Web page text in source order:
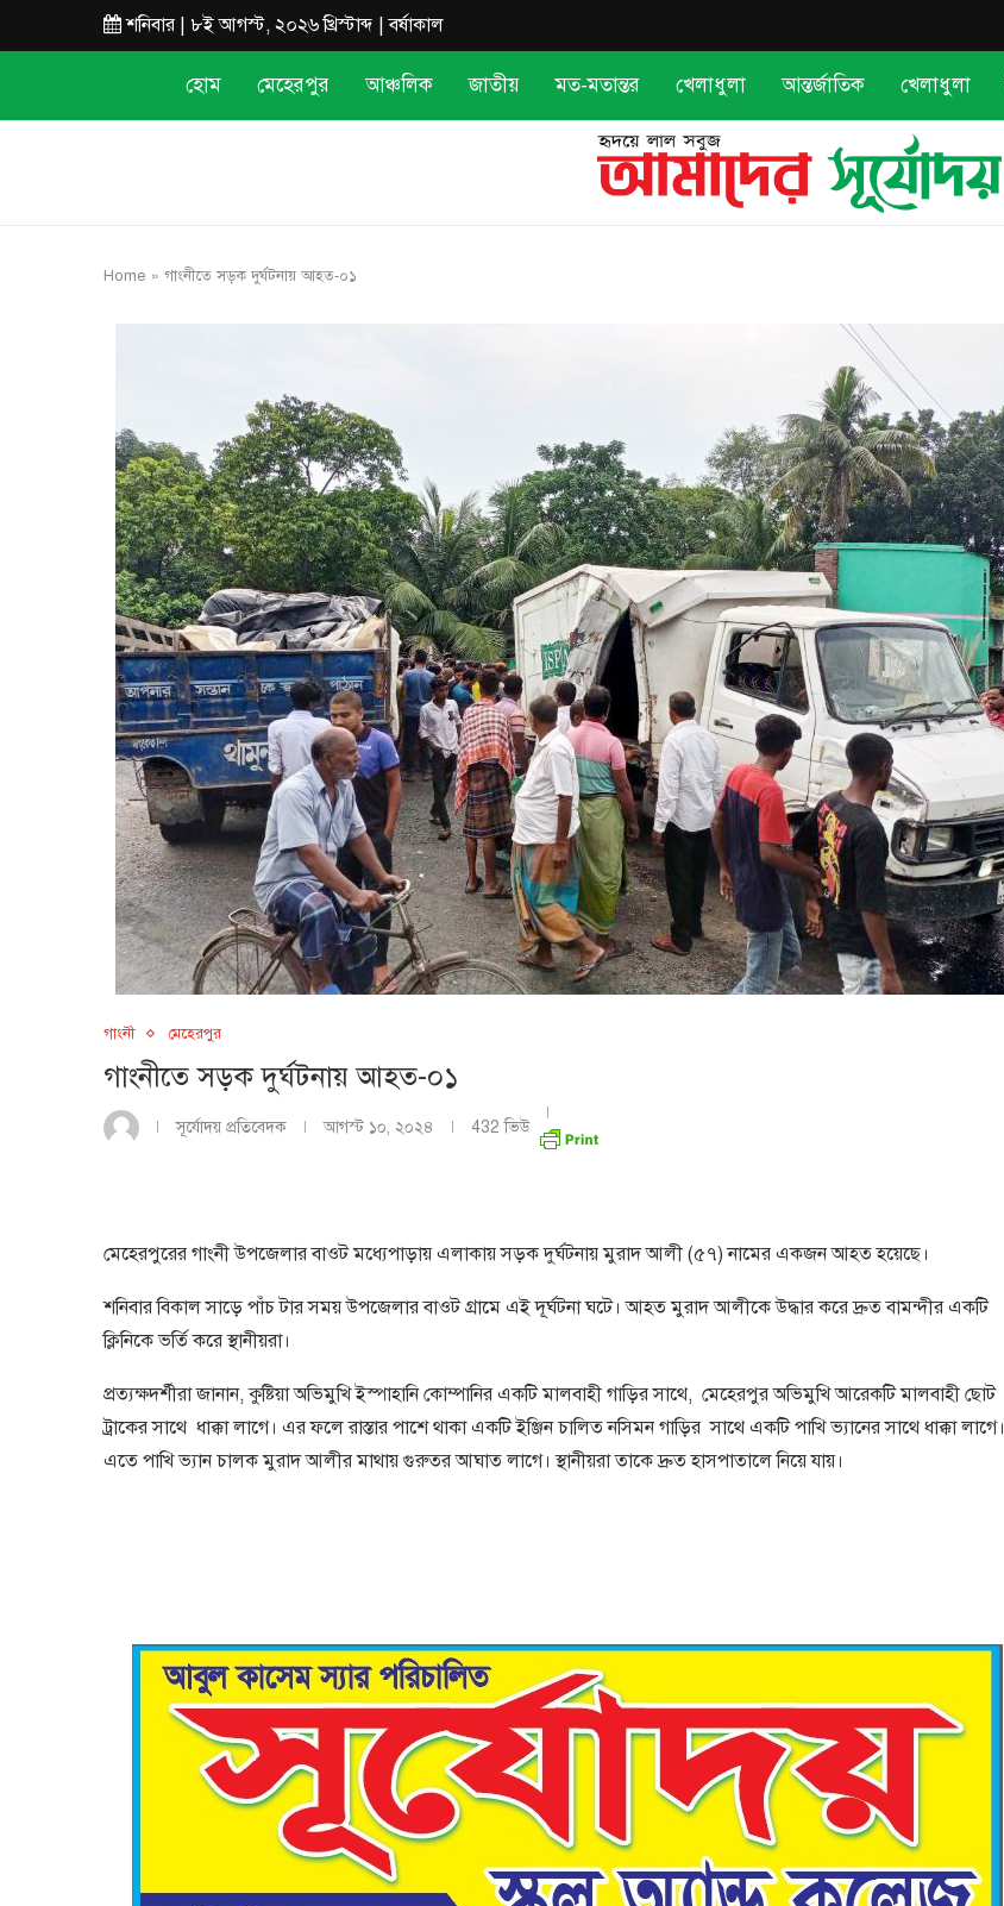
শনিবার | ৮ই আগস্ট, ২০২৬ খ্রিস্টাব্দ | বর্ষাকাল
হোম মেহেরপুর আঞ্চলিক জাতীয় মত-মতান্তর খেলাধুলা আন্তর্জাতিক খেলাধুলা
Home » গাংনীতে সড়ক দুর্ঘটনায় আহত-০১
গাংনী মেহেরপুর
গাংনীতে সড়ক দুর্ঘটনায় আহত-০১
সূর্যোদয় প্রতিবেদক আগস্ট ১০, ২০২৪ 432 ভিউ
মেহেরপুরের গাংনী উপজেলার বাওট মধ্যেপাড়ায় এলাকায় সড়ক দুর্ঘটনায় মুরাদ আলী (৫৭) নামের একজন আহত হয়েছে।
শনিবার বিকাল সাড়ে পাঁচ টার সময় উপজেলার বাওট গ্রামে এই দূর্ঘটনা ঘটে। আহত মুরাদ আলীকে উদ্ধার করে দ্রুত বামন্দীর একটি
ক্লিনিকে ভর্তি করে স্থানীয়রা।
প্রত্যক্ষদর্শীরা জানান, কুষ্টিয়া অভিমুখি ইস্পাহানি কোম্পানির একটি মালবাহী গাড়ির সাথে, মেহেরপুর অভিমুখি আরেকটি মালবাহী ছোট
ট্রাকের সাথে ধাক্কা লাগে। এর ফলে রাস্তার পাশে থাকা একটি ইঞ্জিন চালিত নসিমন গাড়ির সাথে একটি পাখি ভ্যানের সাথে ধাক্কা লাগে।
এতে পাখি ভ্যান চালক মুরাদ আলীর মাথায় গুরুতর আঘাত লাগে। স্থানীয়রা তাকে দ্রুত হাসপাতালে নিয়ে যায়।